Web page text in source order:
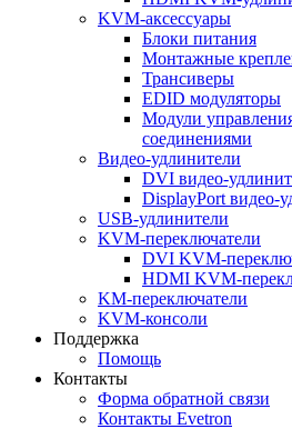
KVM-аксессуары
Блоки питания
Монтажные
Трансиверы
EDID модуляторы
Модули
соединениями
Видео-удлинители
DVI видео-
DisplayPort видео-
USB-удлинители
KVM-переключатели
DVI KVM-
HDMI KVM-
KM-переключатели
KVM-консоли
Поддержка
Помощь
Контакты
Форма обратной связи
Контакты Evetron